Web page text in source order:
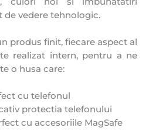
vedere tehnologic.
produs finit, fiecare aspect al
realizat intern, pentru a ne
o husa care:
cu telefonul
protectia telefonului
cu accesoriile MagSafe